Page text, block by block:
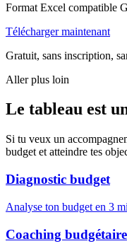
Format Excel compatible
Télécharger maintenant
Gratuit, sans inscription,
Aller plus loin
Le tableau est
Si tu veux un
budget et atteindre tes
Diagnostic budget
Analyse ton budget en 3
Coaching budgétaire